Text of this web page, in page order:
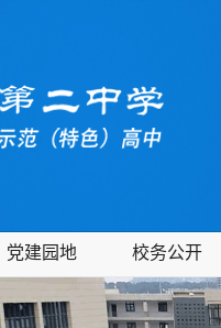
党建园地 校务公开